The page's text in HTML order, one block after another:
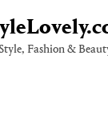
Style, Fashion &